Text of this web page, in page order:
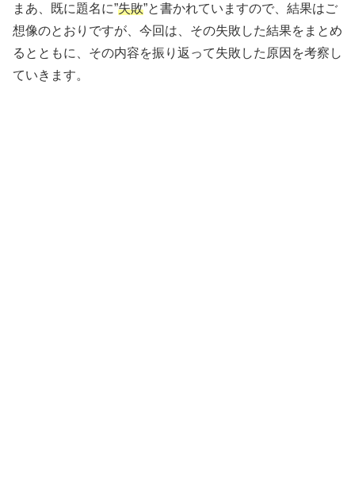
まあ、既に題名に”失敗”と書かれていますので、結果はご
想像のとおりですが、今回は、その失敗した結果をまとめ
るとともに、その内容を振り返って失敗した原因を考察し
ていきます。